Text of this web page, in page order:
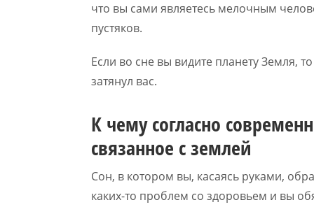
что вы сами являетесь мелочным
пустяков.
Если во сне вы видите планету Земля,
затянул вас.
К чему согласно
связанное с землей
Сон, в котором вы, касаясь руками,
каких-то проблем со здоровьем и вы